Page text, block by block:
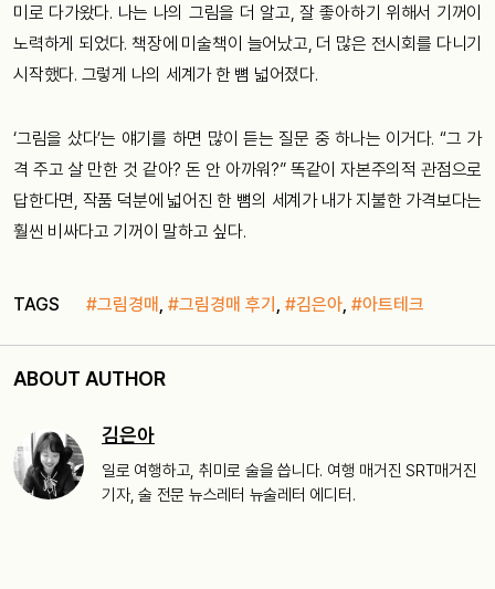
미로 다가왔다. 나는 나의 그림을 더 알고, 잘 좋아하기 위해서 기꺼이
노력하게 되었다. 책장에 미술책이 늘어났고, 더 많은 전시회를 다니기
시작했다. 그렇게 나의 세계가 한 뼘 넓어졌다.
‘그림을 샀다’는 얘기를 하면 많이 듣는 질문 중 하나는 이거다. “그 가
격 주고 살 만한 것 같아? 돈 안 아까워?” 똑같이 자본주의적 관점으로
답한다면, 작품 덕분에 넓어진 한 뼘의 세계가 내가 지불한 가격보다는
훨씬 비싸다고 기꺼이 말하고 싶다.
TAGS #그림경매 #그림경매 후기 #김은아 #아트테크
ABOUT AUTHOR
김은아
일로 여행하고, 취미로 술을 씁니다. 여행 매거진 SRT매거진
기자, 술 전문 뉴스레터 뉴술레터 에디터.